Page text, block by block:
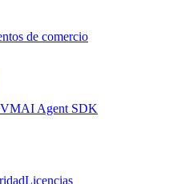
de comercio
AI Agent SDK
Licencias